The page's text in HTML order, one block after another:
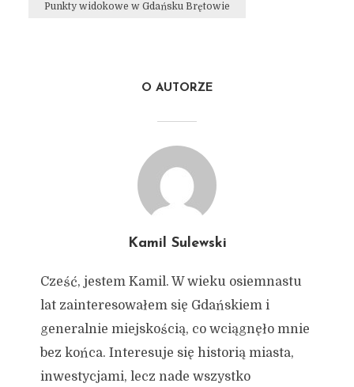
Punkty widokowe w Gdańsku Brętowie
O AUTORZE
Kamil Sulewski
Cześć, jestem Kamil. W wieku osiemnastu
lat zainteresowałem się Gdańskiem i
generalnie miejskością, co wciągnęło mnie
bez końca. Interesuje się historią miasta,
inwestycjami, lecz nade wszystko